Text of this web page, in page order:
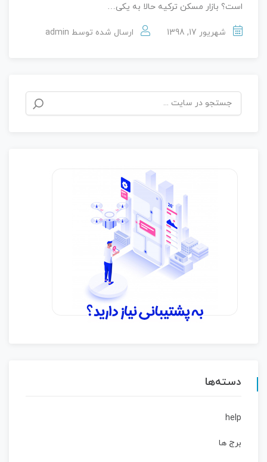
است؟ بازار مسکن ترکیه حالا به یکی…
شهریور 17, 1398 ارسال شده توسط admin
دسته‌ها
help
برج ها